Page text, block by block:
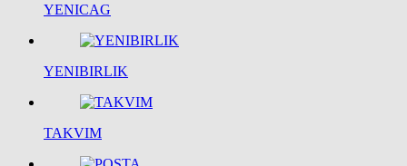
YENICAG
YENIBIRLIK
TAKVIM